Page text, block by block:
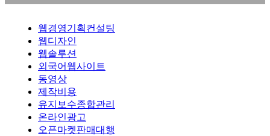
웹경영기획컨설팅
웹디자인
웹솔루션
외국어웹사이트
동영상
제작비용
유지보수종합관리
온라인광고
오픈마켓판매대행